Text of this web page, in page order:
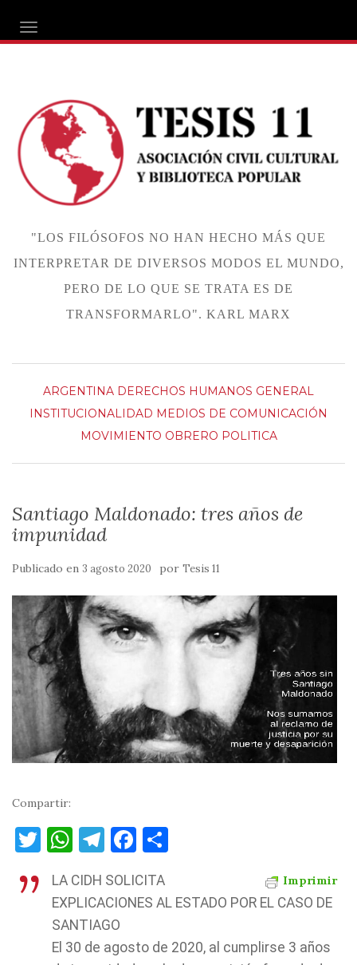
ALTERNAR NAVEGACIÓN
"LOS FILÓSOFOS NO HAN HECHO MÁS QUE
INTERPRETAR DE DIVERSOS MODOS EL MUNDO,
PERO DE LO QUE SE TRATA ES DE
TRANSFORMARLO". KARL MARX
ARGENTINA DERECHOS HUMANOS GENERAL
INSTITUCIONALIDAD MEDIOS DE COMUNICACIÓN
MOVIMIENTO OBRERO POLITICA
Santiago Maldonado: tres años de
impunidad
Publicado en 3 agosto 2020 por Tesis 11
Compartir:
T
it
te
W
at
s
A
T
e
gr
a
F
c
e
b
m
p
ar
Imprimir
LA CIDH SOLICITA
EXPLICACIONES AL ESTADO POR EL CASO DE
SANTIAGO
El 30 de agosto de 2020, al cumplirse 3 años